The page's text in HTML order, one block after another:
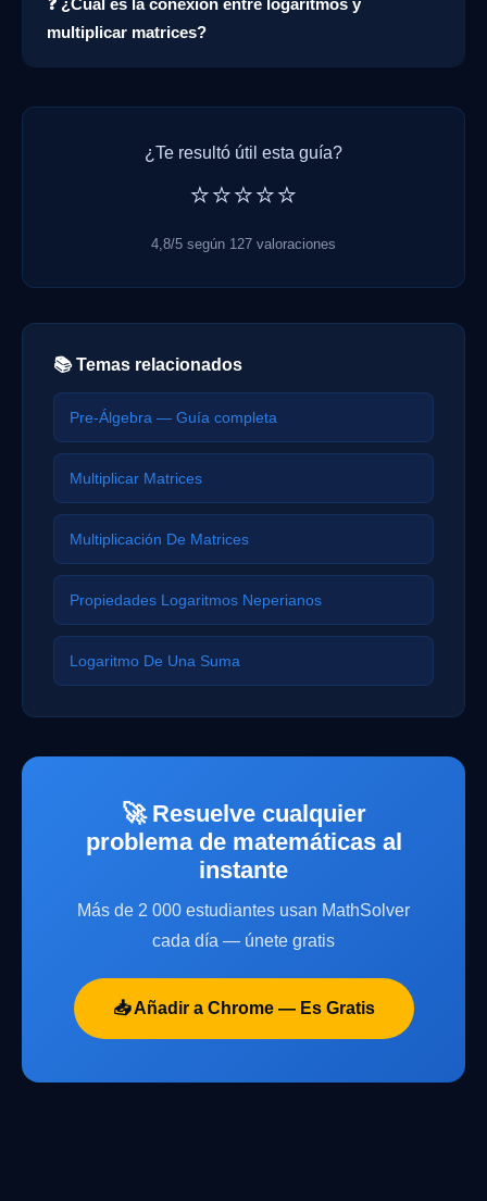
multiplicar matrices?
¿Te resultó útil esta guía?
⭐⭐⭐⭐⭐
4,8/5 según 127 valoraciones
📚 Temas relacionados
Pre-Álgebra — Guía completa
Multiplicar Matrices
Multiplicación De Matrices
Propiedades Logaritmos Neperianos
Logaritmo De Una Suma
🚀 Resuelve cualquier
problema de matemáticas al
instante
Más de 2 000 estudiantes usan MathSolver
cada día — únete gratis
📥 Añadir a Chrome — Es Gratis